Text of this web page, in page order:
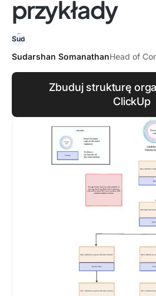
przykłady
Sudarshan SomanathanHead of
Zbuduj strukturę
ClickUp